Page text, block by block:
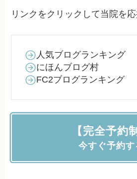
リンクをクリックして当院を応
人気ブログランキング
にほんブログ村
FC2ブログランキング
【完全予約
今すぐ予約す